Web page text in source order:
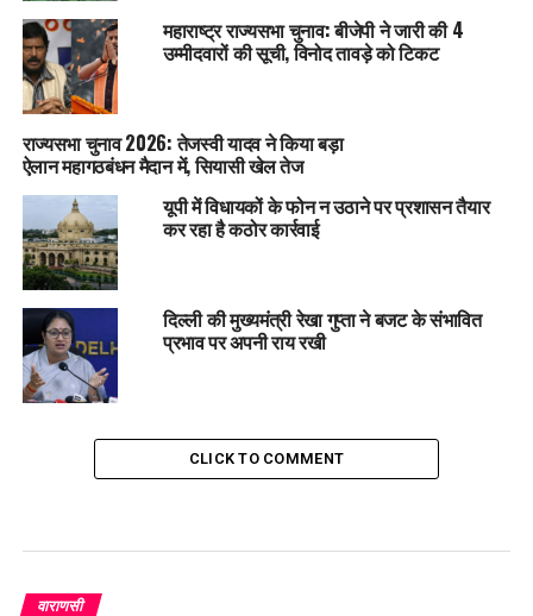
महाराष्ट्र राज्यसभा चुनाव: बीजेपी ने जारी की 4
उम्मीदवारों की सूची, विनोद तावड़े को टिकट
राज्यसभा चुनाव 2026: तेजस्वी यादव ने किया बड़ा
ऐलान महागठबंधन मैदान में, सियासी खेल तेज
यूपी में विधायकों के फोन न उठाने पर प्रशासन तैयार
कर रहा है कठोर कार्रवाई
दिल्ली की मुख्यमंत्री रेखा गुप्ता ने बजट के संभावित
प्रभाव पर अपनी राय रखी
CLICK TO COMMENT
वाराणसी